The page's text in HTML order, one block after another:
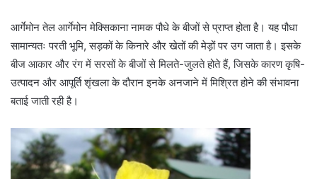
आर्गेमोन तेल आर्गेमोन मेक्सिकाना नामक पौधे के बीजों से प्राप्त होता है। यह पौधा
सामान्यतः परती भूमि, सड़कों के किनारे और खेतों की मेड़ों पर उग जाता है। इसके
बीज आकार और रंग में सरसों के बीजों से मिलते-जुलते होते हैं, जिसके कारण कृषि-
उत्पादन और आपूर्ति शृंखला के दौरान इनके अनजाने में मिश्रित होने की संभावना
बताई जाती रही है।